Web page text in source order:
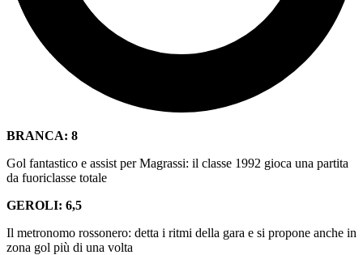
BRANCA: 8
Gol fantastico e assist per Magrassi: il classe 1992 gioca una partita
da fuoriclasse totale
GEROLI: 6,5
Il metronomo rossonero: detta i ritmi della gara e si propone anche in
zona gol più di una volta